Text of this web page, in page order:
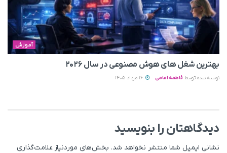
آموزش
بهترین شغل های هوش مصنوعی در سال ۲۰۲۶
نوشته شده توسط فاطمه امامی
دیدگاهتان را بنویسید
نشانی ایمیل شما منتشر نخواهد شد. بخش‌های موردنیاز علامت‌گذاری